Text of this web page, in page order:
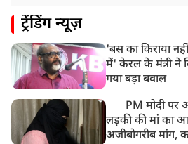
UP: लखनऊ में चलती कार में लगी
ट्रेंडिंग न्यूज़
'बस का किराया
में' केरल के मंत्री ने
गया बड़ा बवाल
PM मोदी पर
लड़की की मां का
अजीबोगरीब मांग,